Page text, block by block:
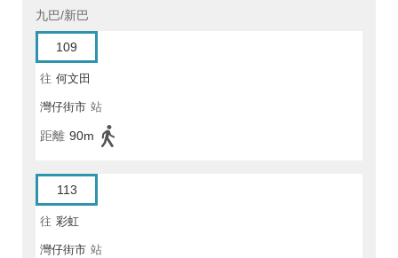
九巴/新巴
109
往 何文田
灣仔街市 站
距離 90m
113
往 彩虹
灣仔街市 站